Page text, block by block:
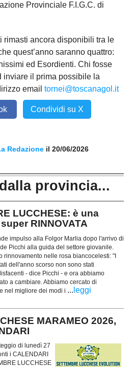
Provinciale F.I.G.C. di
rimasti ancora disponibili tra le
quest’anno saranno quattro:
ed Esordienti. Chi fosse
inviare il prima possibile la
email tornei@toscanagol.it
Condividi su X
Redazione il 20/06/2026
provincia...
LUCCHESE: è una
RINNOVATA
impulso alla Folgor Marlia dopo l'arrivo di
Picchi alla guida del settore giovanile.
rinnovamento nelle rosa biancocelesti: "I
dell'anno scorso non sono stati
- dice Picchi - e ora abbiamo
a cambiare. Abbiamo cercato di
nel migliore dei modi i ... leggi
MARAMEO 2026,
di lunedì 27
i CALENDARI
LUCCHESE